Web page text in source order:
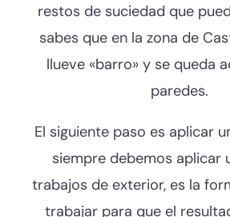
restos de suciedad que
sabes que en la zona de
llueve «barro» y se queda
paredes.
El siguiente paso es aplicar
siempre debemos aplicar
trabajos de exterior, es la
trabajar para que el